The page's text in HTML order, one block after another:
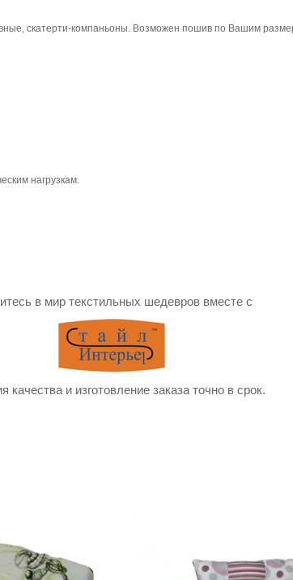
скатерти-компаньоны. Возможен пошив по Вашим
нагрузкам.
в мир текстильных шедевров вместе с
качества и изготовление заказа точно в срок.